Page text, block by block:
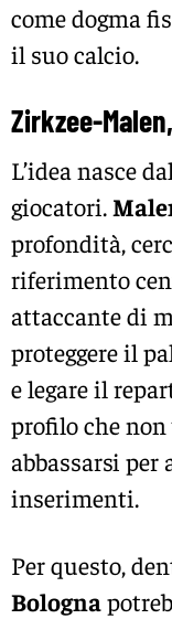
come dogma
il suo calcio.
Zirkzee-
L’idea nasce
giocatori.
profondità,
riferimento
attaccante di
proteggere il
e legare il
profilo che non
abbassarsi
inserimenti.
Per questo,
Bologna